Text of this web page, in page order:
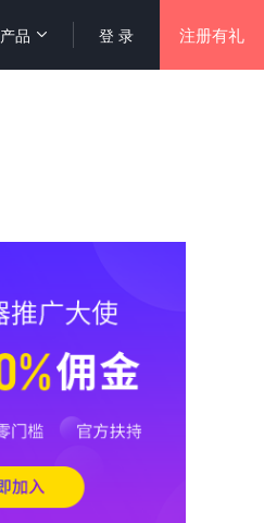
登 录 注册有礼
产品